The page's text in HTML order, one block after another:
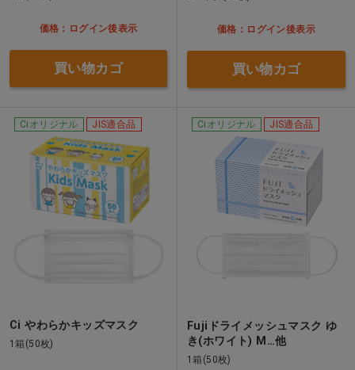
価格：ログイン後表示
買い物カゴ
価格：ログイン後表示
買い物カゴ
Ciオリジナル JIS適合品
Ci やわらかキッズマスク
1箱(50枚)
Ciオリジナル JIS適合品
Fujiドライメッシュマスク ゆ
き(ホワイト) M…他
1箱(50枚)